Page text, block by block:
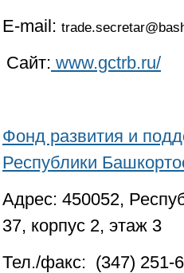
E-mail:
Сайт: www.gctrb.ru/
Фонд развития и
Республики
Адрес: 450052,
37, корпус 2, этаж 3
Тел./факс: (347) 251-